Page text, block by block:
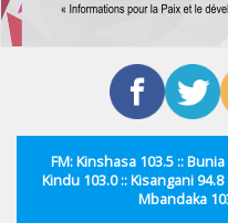
FM: Kinshasa 103.5 ::
Kindu 103.0 :: Kisangani
Mbandaka